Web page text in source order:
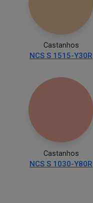
Castanhos
NCS S 1515-Y30R
Castanhos
NCS S 1030-Y80R